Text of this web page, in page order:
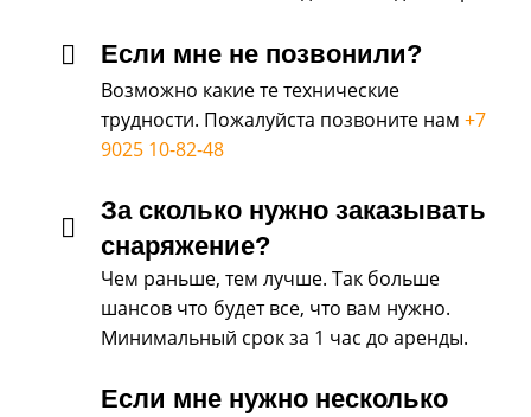
Если мне не позвонили?
Возможно какие те технические
трудности. Пожалуйста позвоните нам +7
9025 10-82-48
За сколько нужно заказывать
снаряжение?
Чем раньше, тем лучше. Так больше
шансов что будет все, что вам нужно.
Минимальный срок за 1 час до аренды.
Если мне нужно несколько